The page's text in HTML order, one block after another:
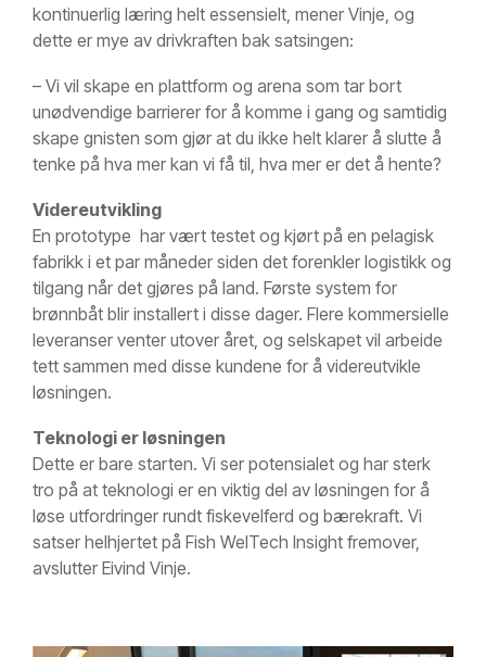
kontinuerlig læring helt essensielt, mener Vinje, og
dette er mye av drivkraften bak satsingen:
– Vi vil skape en plattform og arena som tar bort
unødvendige barrierer for å komme i gang og samtidig
skape gnisten som gjør at du ikke helt klarer å slutte å
tenke på hva mer kan vi få til, hva mer er det å hente?
Videreutvikling
En prototype har vært testet og kjørt på en pelagisk
fabrikk i et par måneder siden det forenkler logistikk og
tilgang når det gjøres på land. Første system for
brønnbåt blir installert i disse dager. Flere kommersielle
leveranser venter utover året, og selskapet vil arbeide
tett sammen med disse kundene for å videreutvikle
løsningen.
Teknologi er løsningen
Dette er bare starten. Vi ser potensialet og har sterk
tro på at teknologi er en viktig del av løsningen for å
løse utfordringer rundt fiskevelferd og bærekraft. Vi
satser helhjertet på Fish WelTech Insight fremover,
avslutter Eivind Vinje.